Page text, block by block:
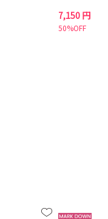
7,150 円
50%OFF